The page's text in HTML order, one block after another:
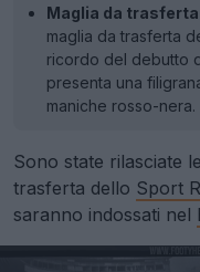
Maglia da
maglia da trasferta
ricordo del debutto
presenta una
maniche rosso-nera.
Sono state rilasciate
trasferta dello Sport
saranno indossati nel